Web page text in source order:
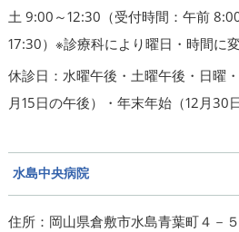
土 9:00～12:30（受付時間：午前
17:30）※診療科により曜日・時間に
休診日：水曜午後・土曜午後・日曜
月15日の午後）・年末年始（12月30
水島中央病院
住所：岡山県倉敷市水島青葉町４－５